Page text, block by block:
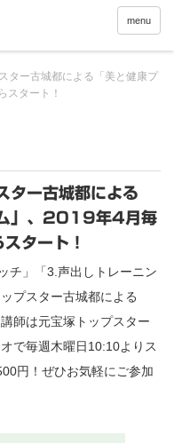
menu
ター古城都による「美と健康プ
スタート！
ター古城都による
ム」、2019年4月毎
タート！
チ」「3.声出しトレーニン
プスター古城都による
師は元宝塚トップスター
で毎週木曜日10:10よりス
円！ぜひお気軽にご参加